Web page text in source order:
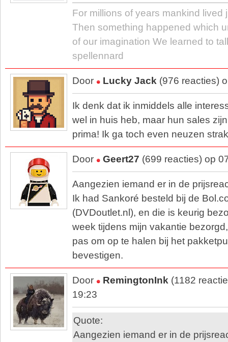
For millions of years mankind lived
Then something happened which
of our imagination We learned to
spellennard
Door Lucky Jack (976 reacties)
Ik denk dat ik inmiddels alle
wel in huis heb, maar hun sales
prima! Ik ga toch even neuzen
Door Geert27 (699 reacties) op
Aangezien iemand er in de
Ik had Sankoré besteld bij de
(DVDoutlet.nl), en die is keurig
week tijdens mijn vakantie
pas om op te halen bij het
bevestigen.
Door RemingtonInk (1182
19:23
Quote:
Aangezien iemand er in de